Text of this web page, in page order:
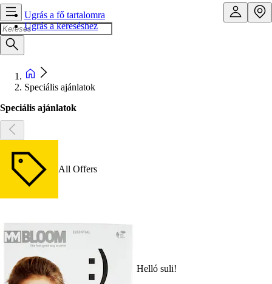
Ugrás a fő tartalomra
Ugrás a kereséshez
Speciális ajánlatok
Speciális ajánlatok
All Offers
Helló suli!